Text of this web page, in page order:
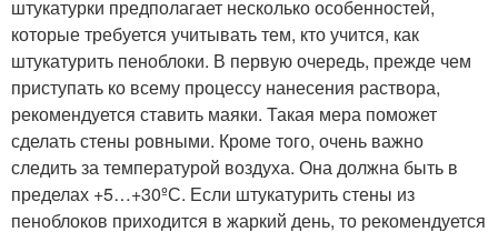
штукатурки предполагает несколько особенностей,
которые требуется учитывать тем, кто учится, как
штукатурить пеноблоки. В первую очередь, прежде чем
приступать ко всему процессу нанесения раствора,
рекомендуется ставить маяки. Такая мера поможет
сделать стены ровными. Кроме того, очень важно
следить за температурой воздуха. Она должна быть в
пределах +5…+30ºС. Если штукатурить стены из
пеноблоков приходится в жаркий день, то рекомендуется